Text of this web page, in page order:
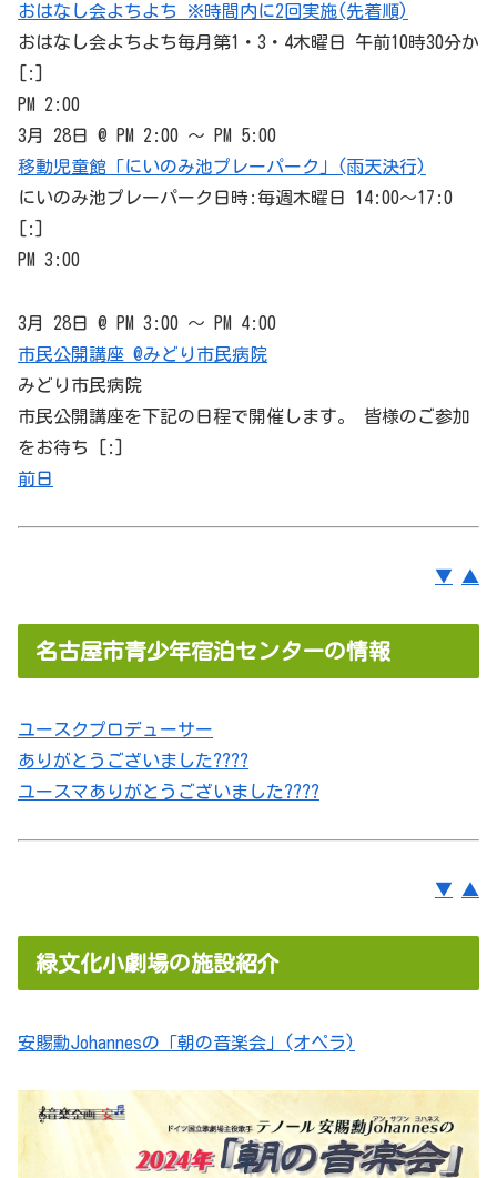
おはなし会よちよち ※時間内に2回実施(先着順)
おはなし会よちよち毎月第1・3・4木曜日 午前10時30分か
[:]
PM 2:00
3月 28日 @ PM 2:00 ～ PM 5:00
移動児童館「にいのみ池プレーパーク」(雨天決行)
にいのみ池プレーパーク日時:毎週木曜日 14:00～17:0
[:]
PM 3:00
3月 28日 @ PM 3:00 ～ PM 4:00
市民公開講座 @みどり市民病院
みどり市民病院
市民公開講座を下記の日程で開催します。 皆様のご参加
をお待ち [:]
前日
▼ ▲
名古屋市青少年宿泊センターの情報
ユースクプロデューサー
ありがとうございました????
ユースマありがとうございました????
▼ ▲
緑文化小劇場の施設紹介
安賜勳Johannesの「朝の音楽会」(オペラ)